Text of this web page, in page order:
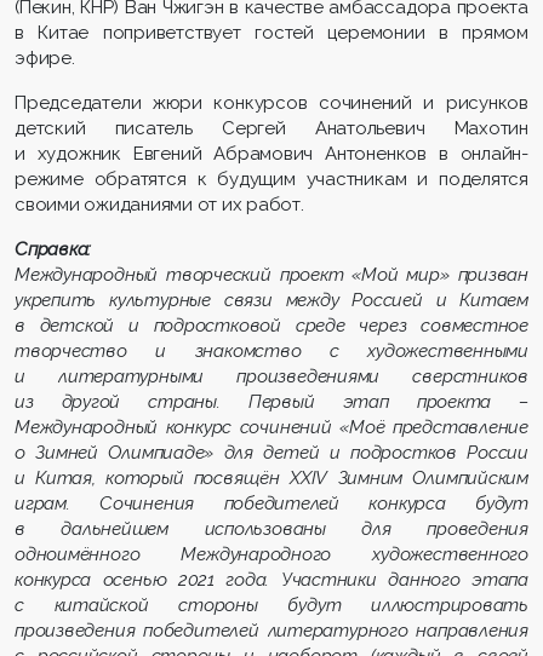
(Пекин, КНР) Ван Чжигэн в качестве амбассадора проекта
в Китае поприветствует гостей церемонии в прямом
эфире.
Председатели жюри конкурсов сочинений и рисунков
детский писатель Сергей Анатольевич Махотин
и художник Евгений Абрамович Антоненков в онлайн-
режиме обратятся к будущим участникам и поделятся
своими ожиданиями от их работ.
Справка:
Международный творческий проект «Мой мир» призван
укрепить культурные связи между Россией и Китаем
в детской и подростковой среде через совместное
творчество и знакомство с художественными
и литературными произведениями сверстников
из другой страны. Первый этап проекта –
Международный конкурс сочинений «Моё представление
о Зимней Олимпиаде» для детей и подростков России
и Китая, который посвящён XXIV Зимним Олимпийским
играм. Сочинения победителей конкурса будут
в дальнейшем использованы для проведения
одноимённого Международного художественного
конкурса осенью 2021 года. Участники данного этапа
с китайской стороны будут иллюстрировать
произведения победителей литературного направления